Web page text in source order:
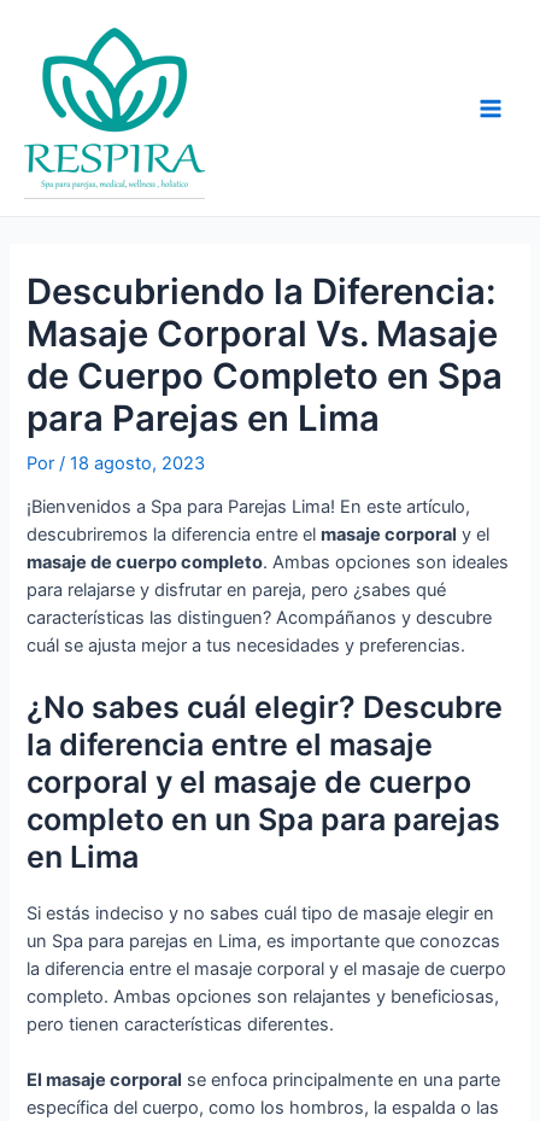
contenido
Descubriendo la Diferencia:
Masaje Corporal Vs. Masaje
de Cuerpo Completo en Spa
para Parejas en Lima
Por/18 agosto, 2023
¡Bienvenidos a Spa para Parejas Lima! En este artículo,
descubriremos la diferencia entre elmasaje corporal y el
masaje de cuerpo completo. Ambas opciones son ideales
para relajarse y disfrutar en pareja, pero ¿sabes qué
características las distinguen? Acompáñanos y descubre
cuál se ajusta mejor a tus necesidades y preferencias.
¿No sabes cuál elegir? Descubre
la diferencia entre el masaje
corporal y el masaje de cuerpo
completo en un Spa para parejas
en Lima
Si estás indeciso y no sabes cuál tipo de masaje elegir en
un Spa para parejas en Lima, es importante que conozcas
la diferencia entre el masaje corporal y el masaje de cuerpo
completo. Ambas opciones son relajantes y beneficiosas,
pero tienen características diferentes.
El masaje corporal se enfoca principalmente en una parte
específica del cuerpo, como los hombros, la espalda o las